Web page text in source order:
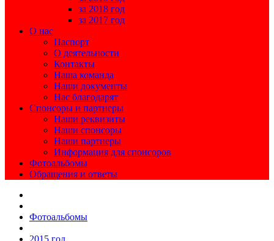
за 2018 год
за 2017 год
О нас
Паспорт
О деятельности
Контакты
Наша команда
Наши документы
Нас благодарят
Спонсоры и партнеры
Наши реквизиты
Наши спонсоры
Наши партнеры
Информация для спонсоров
Фотоальбомы
Обращения и ответы
Фотоальбомы
2015 год